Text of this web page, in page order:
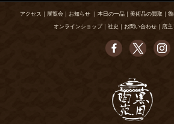
アクセス ｜ 展覧会 ｜ お知らせ ｜ 本日の一品 ｜ 美術品の買取 ｜
オンラインショップ｜ 社史 ｜ お問い合わせ ｜ 店